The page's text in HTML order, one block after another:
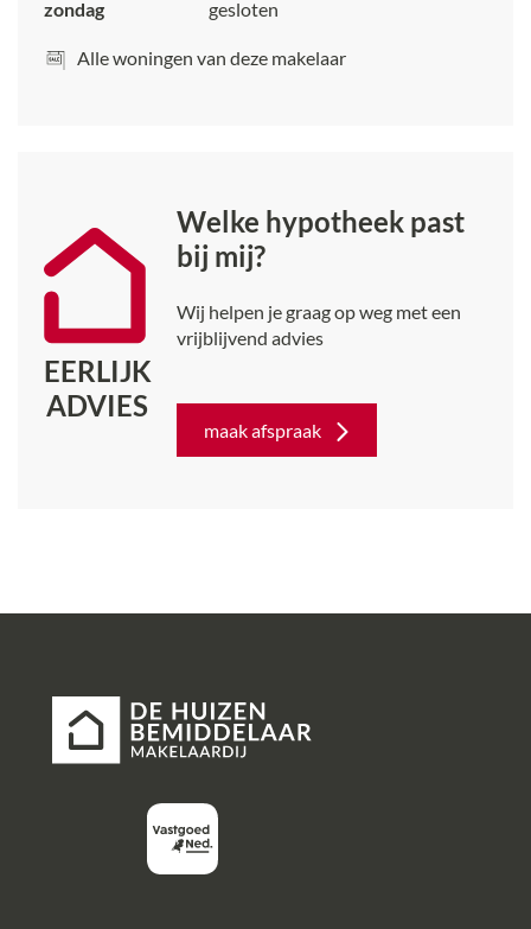
Een veelzijdige woning met volop mogelijkheden,
u comfortabel wonen met ruimte, groen en flexibiliteit
zondag
gesloten
Alle woningen van deze makelaar
EERLIJK
ADVIES
Welke hypotheek past
bij mij?
Wij helpen je graag op weg met een
vrijblijvend advies
maak afspraak